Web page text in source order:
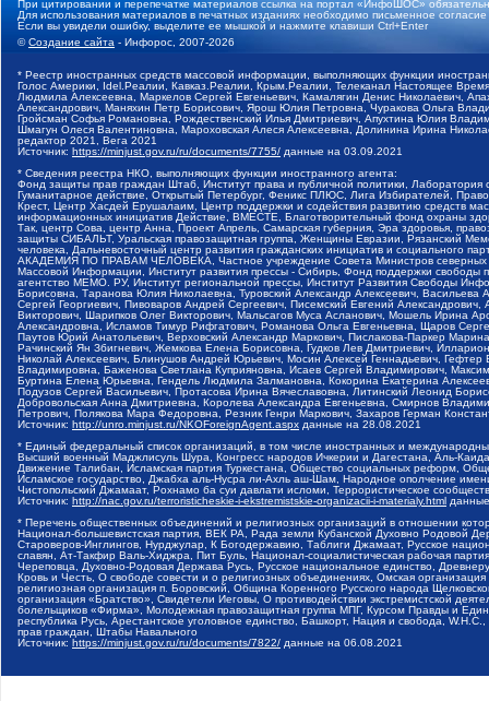
При цитировании и перепечатке материалов ссылка на портал «ИнфоШОС»
Для использования материалов в печатных изданиях необходимо письменное
Если вы увидели ошибку, выделите ее мышкой и нажмите клавиши Ctrl+Enter
©Создание сайта - Инфорос, 2007-2026
* Реестр иностранных средств массовой информации, выполняющих функции
Голос Америки, Idel.Реалии, Кавказ.Реалии, Крым.Реалии, Телеканал Настоящее
Людмила Алексеевна, Маркелов Сергей Евгеньевич, Камалягин Денис Николаевич,
Александрович, Маняхин Петр Борисович, Ярош Юлия Петровна, Чуракова Ольга
Гройсман Софья Романовна, Рождественский Илья Дмитриевич, Апухтина Юлия
Шмагун Олеся Валентиновна, Мароховская Алеся Алексеевна, Долинина Ирина
редактор 2021, Вега 2021
Источник: https://minjust.gov.ru/ru/documents/7755/ данные на 03.09.2021
* Сведения реестра НКО, выполняющих функции иностранного агента:
Фонд защиты прав граждан Штаб, Институт права и публичной политики,
Гуманитарное действие, Открытый Петербург, Феникс ПЛЮС, Лига Избирателей,
Крест, Центр Хасдей Ерушалаим, Центр поддержки и содействия развитию средств
информационных инициатив Действие, ВМЕСТЕ, Благотворительный фонд охраны
Так, центр Сова, центр Анна, Проект Апрель, Самарская губерния, Эра здоровья,
защиты СИБАЛЬТ, Уральская правозащитная группа, Женщины Евразии, Рязанский
человека, Дальневосточный центр развития гражданских инициатив и социального
АКАДЕМИЯ ПО ПРАВАМ ЧЕЛОВЕКА, Частное учреждение Совета Министров северных
Массовой Информации, Институт развития прессы - Сибирь, Фонд поддержки
агентство МЕМО. РУ, Институт региональной прессы, Институт Развития Свободы
Борисовна, Таранова Юлия Николаевна, Туровский Александр Алексеевич,
Сергей Георгиевич, Пивоваров Андрей Сергеевич, Писемский Евгений
Викторович, Шарипков Олег Викторович, Мальсагов Муса Асланович, Мошель Ирина
Александровна, Исламов Тимур Рифгатович, Романова Ольга Евгеньевна, Щаров
Паутов Юрий Анатольевич, Верховский Александр Маркович, Пислакова-Паркер
Рачинский Ян Збигневич, Жемкова Елена Борисовна, Гудков Лев Дмитриевич,
Николай Алексеевич, Блинушов Андрей Юрьевич, Мосин Алексей Геннадьевич,
Владимировна, Баженова Светлана Куприяновна, Исаев Сергей Владимирович,
Буртина Елена Юрьевна, Гендель Людмила Залмановна, Кокорина Екатерина
Подузов Сергей Васильевич, Протасова Ирина Вячеславовна, Литинский Леонид
Добровольская Анна Дмитриевна, Королева Александра Евгеньевна, Смирнов
Петрович, Полякова Мара Федоровна, Резник Генри Маркович, Захаров Герман
Источник: http://unro.minjust.ru/NKOForeignAgent.aspx данные на 28.08.2021
* Единый федеральный список организаций, в том числе иностранных и
Высший военный Маджлисуль Шура, Конгресс народов Ичкерии и Дагестана, Аль-
Движение Талибан, Исламская партия Туркестана, Общество социальных реформ,
Исламское государство, Джабха аль-Нусра ли-Ахль аш-Шам, Народное ополчение
Чистопольский Джамаат, Рохнамо ба суи давлати исломи, Террористическое
Источник: http://nac.gov.ru/terroristicheskie-i-ekstremistskie-organizacii-i-materialy.html
* Перечень общественных объединений и религиозных организаций в отношении
Национал-большевистская партия, ВЕК РА, Рада земли Кубанской Духовно Родовой
Староверов-Инглингов, Нурджулар, К Богодержавию, Таблиги Джамаат, Русское
славян, Ат-Такфир Валь-Хиджра, Пит Буль, Национал-социалистическая рабочая
Череповца, Духовно-Родовая Держава Русь, Русское национальное единство,
Кровь и Честь, О свободе совести и о религиозных объединениях, Омская
религиозная организация п. Боровский, Община Коренного Русского народа
организация «Братство», Свидетели Иеговы, О противодействии экстремистской
болельщиков «Фирма», Молодежная правозащитная группа МПГ, Курсом Правды и
республика Русь, Арестантское уголовное единство, Башкорт, Нация и свобода,
прав граждан, Штабы Навального
Источник: https://minjust.gov.ru/ru/documents/7822/ данные на 06.08.2021